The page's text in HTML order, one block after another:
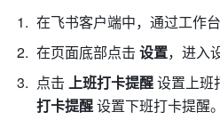
在飞书客户端中，通过工作
在页面底部点击 设置，进入
点击 上班打卡提醒 设置上班
打卡提醒 设置下班打卡提醒。